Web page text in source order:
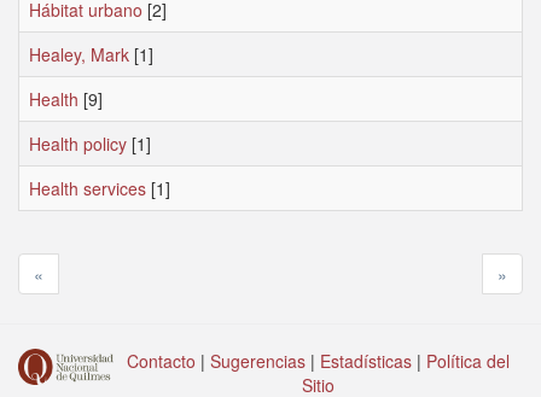
Hábitat urbano [2]
Healey, Mark [1]
Health [9]
Health policy [1]
Health services [1]
« »
Contacto | Sugerencias | Estadísticas | Política del
Sitio